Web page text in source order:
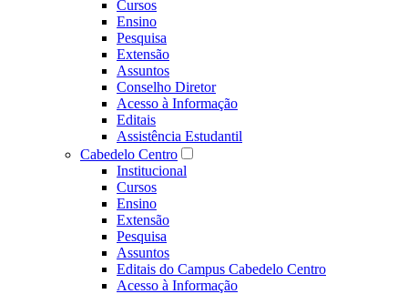
Cursos
Ensino
Pesquisa
Extensão
Assuntos
Conselho Diretor
Acesso à Informação
Editais
Assistência Estudantil
Cabedelo Centro
Institucional
Cursos
Ensino
Extensão
Pesquisa
Assuntos
Editais do Campus Cabedelo Centro
Acesso à Informação